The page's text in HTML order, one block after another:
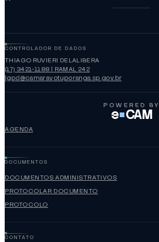
CONTROLADOR DE DADOS
THIAGO RUVIERI DELALIBERA
(17) 3421-1188 | RAMAL 242
lgpd@camaravotuporanga.sp.gov.br
POWERED BY
e CAM
AGENDA
DOCUMENTOS
DOCUMENTOS ADMINISTRATIVOS
PROTOCOLAR DOCUMENTO
PROTOCOLO
CONTATO